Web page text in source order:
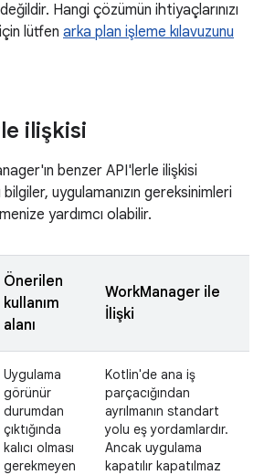
Hangi çözümün ihtiyaçlarınızı
lütfen arka plan işleme kılavuzunu
ilişkisi
benzer API'lerle ilişkisi
uygulamanızın gereksinimleri
yardımcı olabilir.
Önerilen
kullanım
alanı
WorkManager ile
İlişki
Uygulama
görünür
durumdan
çıktığında
kalıcı olması
gerekmeyen
Kotlin'de ana iş
parçacığından
ayrılmanın standart
yolu eş yordamlardır.
Ancak uygulama
kapatılır kapatılmaz